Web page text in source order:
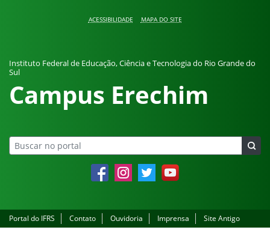
ACESSIBILIDADE MAPA DO SITE
Instituto Federal de Educação, Ciência e Tecnologia do Rio Grande do
Sul
Campus Erechim
FacebookInstagramTwitter YouTube
Portal do IFRS Contato Ouvidoria Imprensa Site Antigo